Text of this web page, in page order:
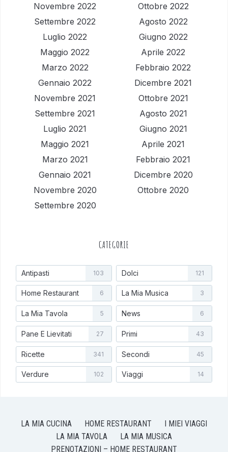
Novembre 2022
Ottobre 2022
Settembre 2022
Agosto 2022
Luglio 2022
Giugno 2022
Maggio 2022
Aprile 2022
Marzo 2022
Febbraio 2022
Gennaio 2022
Dicembre 2021
Novembre 2021
Ottobre 2021
Settembre 2021
Agosto 2021
Luglio 2021
Giugno 2021
Maggio 2021
Aprile 2021
Marzo 2021
Febbraio 2021
Gennaio 2021
Dicembre 2020
Novembre 2020
Ottobre 2020
Settembre 2020
CATEGORIE
Antipasti 103 Dolci 121
Home Restaurant 6 La Mia Musica 3
La Mia Tavola 5 News 6
Pane E Lievitati 27 Primi 43
Ricette 341 Secondi 45
Verdure 102 Viaggi 14
LA MIA CUCINA HOME RESTAURANT
I MIEI VIAGGI
LA MIA TAVOLA
LA MIA MUSICA
PRENOTAZIONI – HOME RESTAURANT